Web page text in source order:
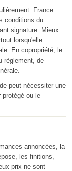
France
conditions du
signature. Mieux
lorsqu'elle
En copropriété, le
règlement, de
peut nécessiter une
protégé ou le
annoncées, la
les finitions,
prix ne sont